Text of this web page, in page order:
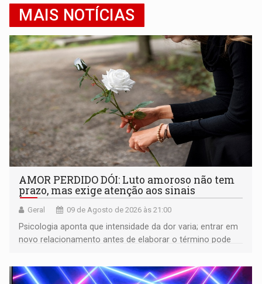
MAIS NOTÍCIAS
AMOR PERDIDO DÓI: Luto amoroso não tem
prazo, mas exige atenção aos sinais
Geral 09 de Agosto de 2026 às 21:00
Psicologia aponta que intensidade da dor varia; entrar em
novo relacionamento antes de elaborar o término pode